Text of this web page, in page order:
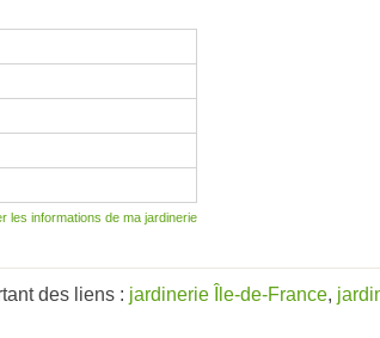
les informations de ma jardinerie
des liens : jardinerie Île-de-France,